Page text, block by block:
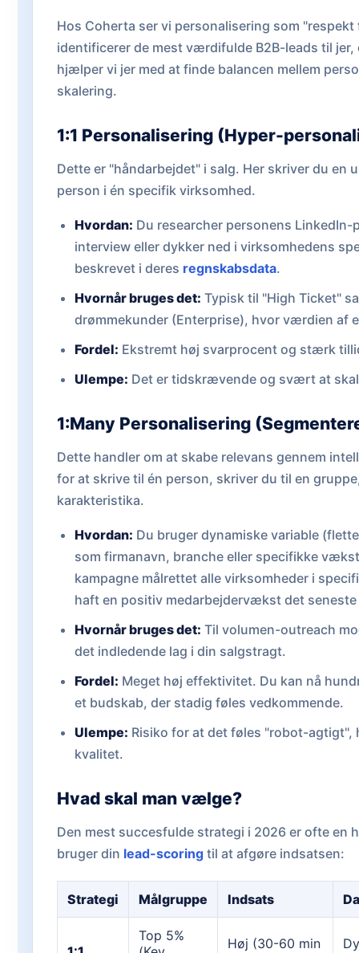
Hos Coherta ser vi personalisering som
identificerer de mest værdifulde B2B-leads til
hjælper vi jer med at finde balancen mellem
skalering.
1:1 Personalisering (Hyper-
Dette er "håndarbejdet" i salg. Her skriver du en
person i én specifik virksomhed.
Hvordan: Du researcher personens
interview eller dykker ned i virksomhedens
beskrevet i deres regnskabsdata.
Hvornår bruges det: Typisk til "High Ticket"
drømmekunder (Enterprise), hvor værdien af
Fordel: Ekstremt høj svarprocent og stærk
Ulempe: Det er tidskrævende og svært at
1:Many Personalisering
Dette handler om at skabe relevans gennem
for at skrive til én person, skriver du til en
karakteristika.
Hvordan: Du bruger dynamiske variable
som firmanavn, branche eller specifikke
kampagne målrettet alle virksomheder i
haft en positiv medarbejdervækst det seneste
Hvornår bruges det: Til volumen-outreach
det indledende lag i din salgstragt.
Fordel: Meget høj effektivitet. Du kan nå
et budskab, der stadig føles vedkommende.
Ulempe: Risiko for at det føles "robot-agtigt",
kvalitet.
Hvad skal man vælge?
Den mest succesfulde strategi i 2026 er ofte en
bruger din lead-scoring til at afgøre indsatsen:
Strategi Målgruppe Indsats
Top 5%
Høj (30-60 min